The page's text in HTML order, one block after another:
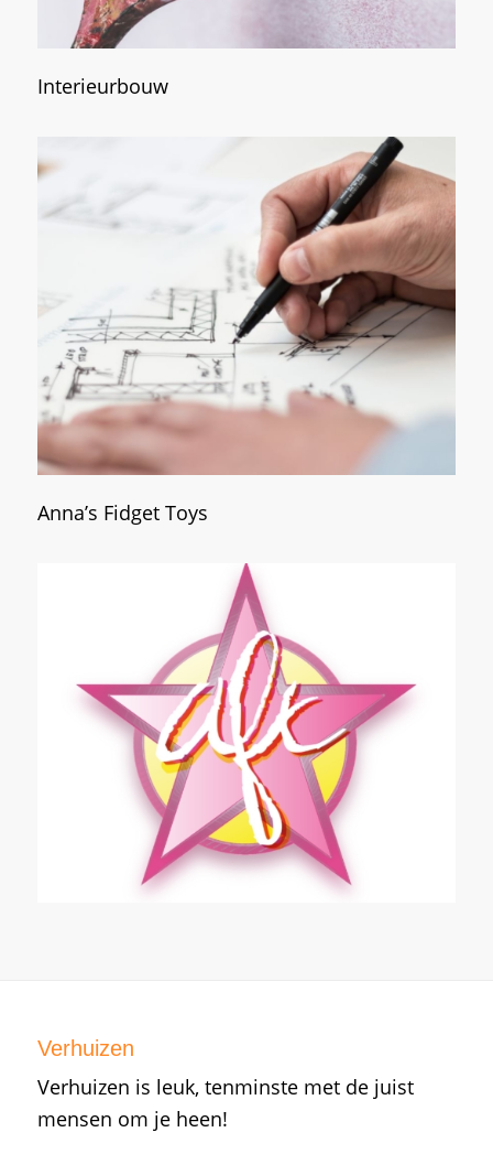
Interieurbouw
Anna’s Fidget Toys
Verhuizen
Verhuizen is leuk, tenminste met de juist
mensen om je heen!